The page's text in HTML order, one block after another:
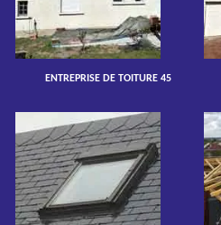
ENTREPRISE DE TOITURE 45